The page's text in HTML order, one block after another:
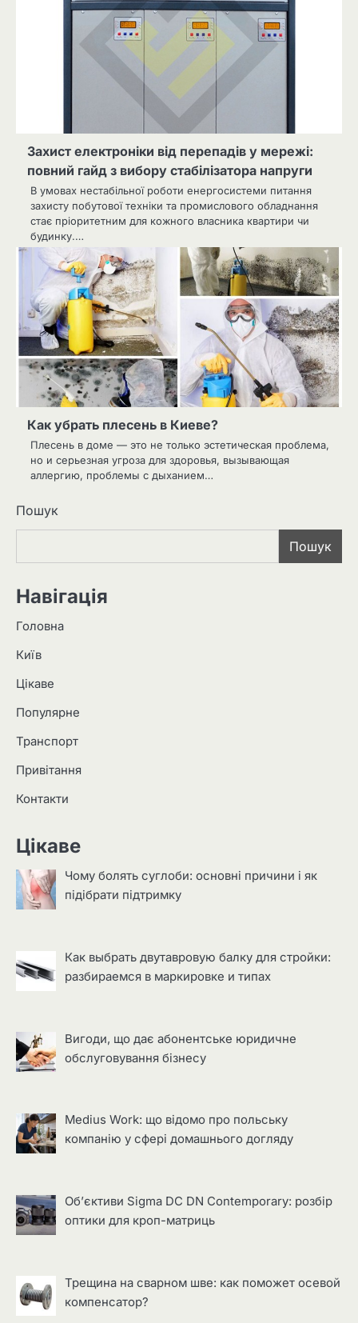
Захист електроніки від перепадів у мережі:
повний гайд з вибору стабілізатора напруги
В умовах нестабільної роботи енергосистеми питання
захисту побутової техніки та промислового обладнання
стає пріоритетним для кожного власника квартири чи
будинку.…
Как убрать плесень в Киеве?
Плесень в доме — это не только эстетическая проблема,
но и серьезная угроза для здоровья, вызывающая
аллергию, проблемы с дыханием…
Пошук
Пошук
Навігація
Головна
Київ
Цікаве
Популярне
Транспорт
Привітання
Контакти
Цікаве
Чому болять суглоби: основні причини і як
підібрати підтримку
Как выбрать двутавровую балку для стройки:
разбираемся в маркировке и типах
Вигоди, що дає абонентське юридичне
обслуговування бізнесу
Medius Work: що відомо про польську
компанію у сфері домашнього догляду
Об’єктиви Sigma DC DN Contemporary: розбір
оптики для кроп-матриць
Трещина на сварном шве: как поможет осевой
компенсатор?